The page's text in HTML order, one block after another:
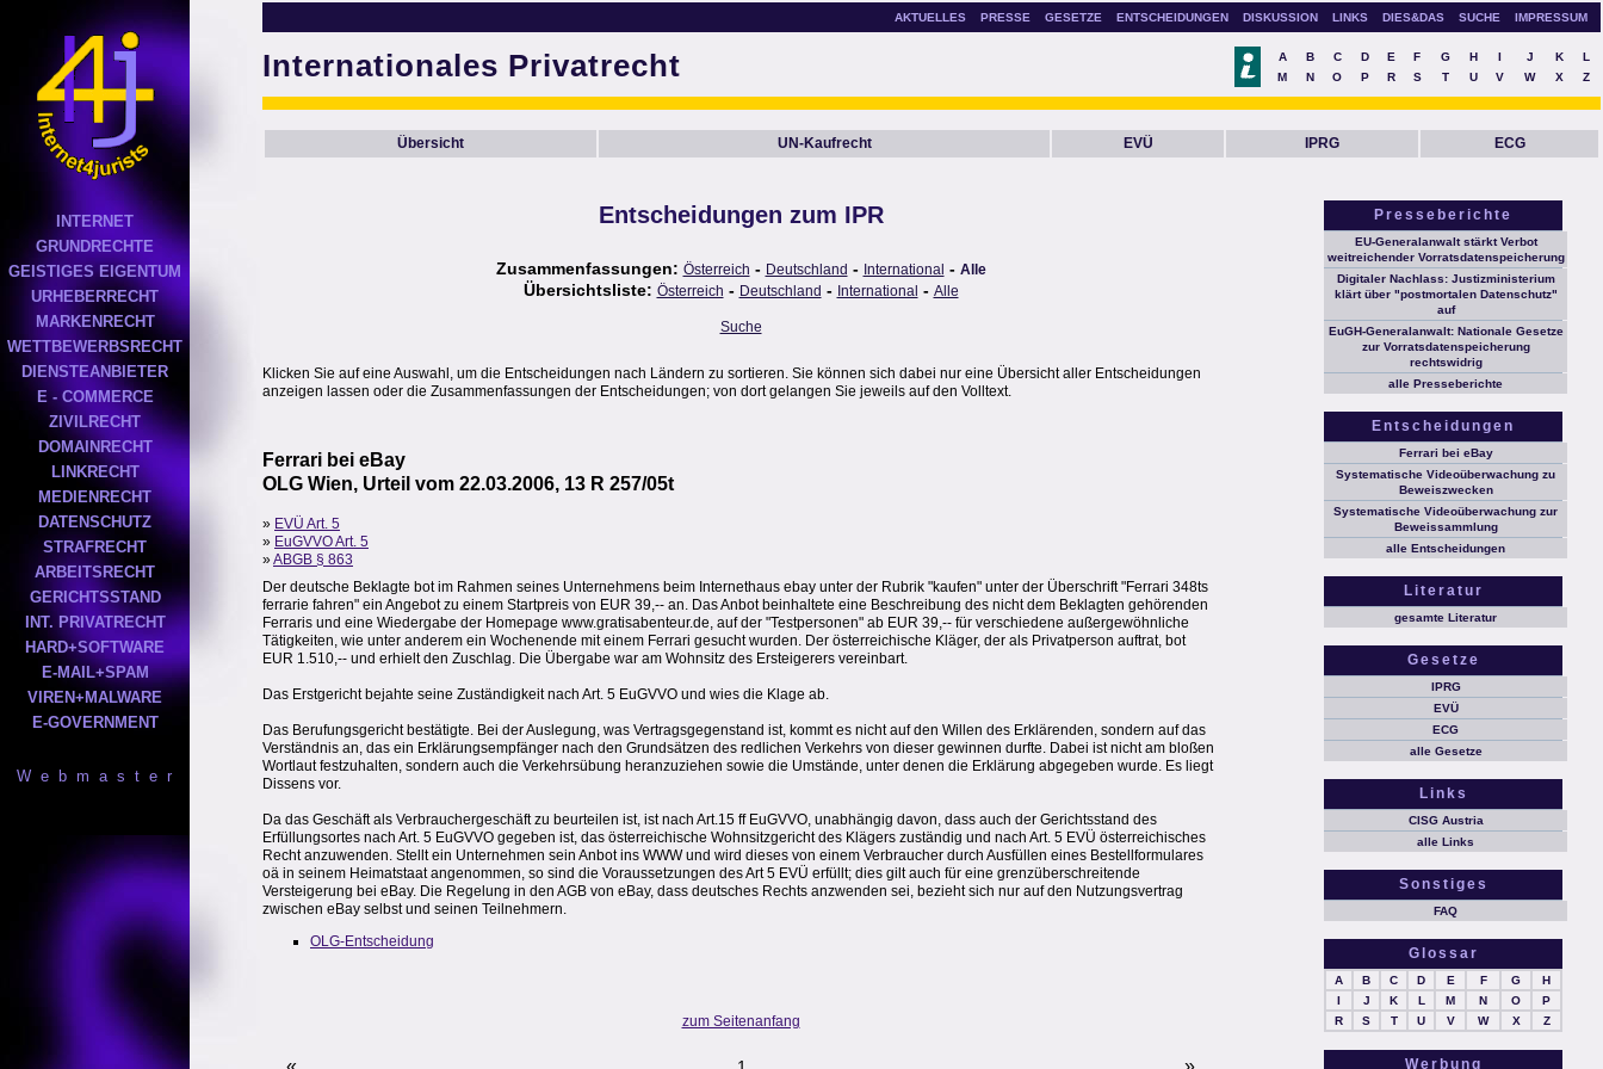
INTERNET
GRUNDRECHTE
GEISTIGES EIGENTUM
URHEBERRECHT
MARKENRECHT
WETTBEWERBSRECHT
DIENSTEANBIETER
E - COMMERCE
ZIVILRECHT
DOMAINRECHT
LINKRECHT
MEDIENRECHT
DATENSCHUTZ
STRAFRECHT
ARBEITSRECHT
GERICHTSSTAND
INT. PRIVATRECHT
HARD+SOFTWARE
E-MAIL+SPAM
VIREN+MALWARE
E-GOVERNMENT
W e b m a s t e r
AKTUELLES PRESSE GESETZE ENTSCHEIDUNGEN DISKUSSION LINKS DIES&DAS SUCHE IMPRESSUM
Internationales Privatrecht A B C D E F G H I J K
L
M
N O P R S T U V W X Z
Übersicht UN-Kaufrecht EVÜ IPRG ECG
Entscheidungen zum IPR
Zusammenfassungen: Österreich - Deutschland - International - Alle
Übersichtsliste: Österreich - Deutschland - International - Alle
Suche
Klicken Sie auf eine Auswahl, um die Entscheidungen nach Ländern zu sortieren. Sie können sich dabei nur eine Übersicht aller Entscheidungen
anzeigen lassen oder die Zusammenfassungen der Entscheidungen; von dort gelangen Sie jeweils auf den Volltext.
Ferrari bei eBay
OLG Wien, Urteil vom 22.03.2006, 13 R 257/05t
» EVÜ Art. 5
» EuGVVO Art. 5
»ABGB § 863
Der deutsche Beklagte bot im Rahmen seines Unternehmens beim Internethaus ebay unter der Rubrik "kaufen" unter der Überschrift "Ferrari 348ts
ferrarie fahren" ein Angebot zu einem Startpreis von EUR 39,-- an. Das Anbot beinhaltete eine Beschreibung des nicht dem Beklagten gehörenden
Ferraris und eine Wiedergabe der Homepage www.gratisabenteur.de, auf der "Testpersonen" ab EUR 39,-- für verschiedene außergewöhnliche
Tätigkeiten, wie unter anderem ein Wochenende mit einem Ferrari gesucht wurden. Der österreichische Kläger, der als Privatperson auftrat, bot
EUR 1.510,-- und erhielt den Zuschlag. Die Übergabe war am Wohnsitz des Ersteigerers vereinbart.
Das Erstgericht bejahte seine Zuständigkeit nach Art. 5 EuGVVO und wies die Klage ab.
Das Berufungsgericht bestätigte. Bei der Auslegung, was Vertragsgegenstand ist, kommt es nicht auf den Willen des Erklärenden, sondern auf das
Verständnis an, das ein Erklärungsempfänger nach den Grundsätzen des redlichen Verkehrs von dieser gewinnen durfte. Dabei ist nicht am bloßen
Wortlaut festzuhalten, sondern auch die Verkehrsübung heranzuziehen sowie die Umstände, unter denen die Erklärung abgegeben wurde. Es liegt
Dissens vor.
Da das Geschäft als Verbrauchergeschäft zu beurteilen ist, ist nach Art.15 ff EuGVVO, unabhängig davon, dass auch der Gerichtsstand des
Erfüllungsortes nach Art. 5 EuGVVO gegeben ist, das österreichische Wohnsitzgericht des Klägers zuständig und nach Art. 5 EVÜ österreichisches
Recht anzuwenden. Stellt ein Unternehmen sein Anbot ins WWW und wird dieses von einem Verbraucher durch Ausfüllen eines Bestellformulares
oä in seinem Heimatstaat angenommen, so sind die Voraussetzungen des Art 5 EVÜ erfüllt; dies gilt auch für eine grenzüberschreitende
Versteigerung bei eBay. Die Regelung in den AGB von eBay, dass deutsches Rechts anzwenden sei, bezieht sich nur auf den Nutzungsvertrag
zwischen eBay selbst und seinen Teilnehmern.
OLG-Entscheidung
zum Seitenanfang
Presseberichte
EU-Generalanwalt stärkt Verbot
weitreichender Vorratsdatenspeicherung
Digitaler Nachlass: Justizministerium
klärt über "postmortalen Datenschutz"
auf
EuGH-Generalanwalt: Nationale Gesetze
zur Vorratsdatenspeicherung
rechtswidrig
alle Presseberichte
Entscheidungen
Ferrari bei eBay
Systematische Videoüberwachung zu
Beweiszwecken
Systematische Videoüberwachung zur
Beweissammlung
alle Entscheidungen
Literatur
gesamte Literatur
Gesetze
IPRG
EVÜ
ECG
alle Gesetze
Links
CISG Austria
alle Links
Sonstiges
FAQ
Glossar
A B C D E F G
H
I
J K L M N O
P
R
S T U V W X Z
Werbung